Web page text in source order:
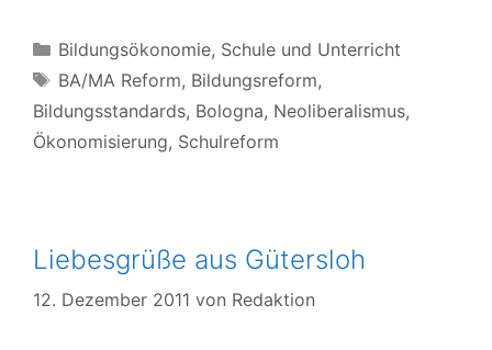
Kategorien
Bildungsökonomie, Schule und Unterricht
Schlagwörter
BA/MA Reform, Bildungsreform,
Bildungsstandards, Bologna, Neoliberalismus,
Ökonomisierung, Schulreform
Liebesgrüße aus Gütersloh
12. Dezember 2011 von Redaktion